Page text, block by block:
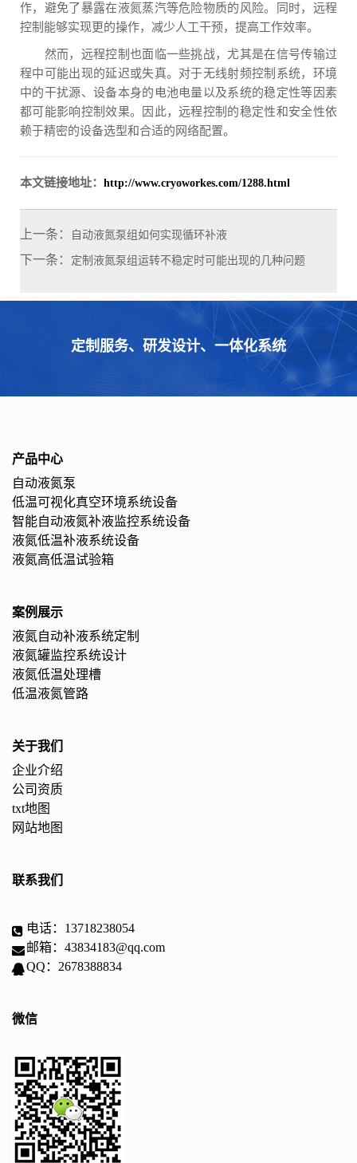
作，避免了暴露在液氮蒸汽等危险物质的风险。同时，远程
控制能够实现更的操作，减少人工干预，提高工作效率。
然而，远程控制也面临一些挑战，尤其是在信号传输过
程中可能出现的延迟或失真。对于无线射频控制系统，环境
中的干扰源、设备本身的电池电量以及系统的稳定性等因素
都可能影响控制效果。因此，远程控制的稳定性和安全性依
赖于精密的设备选型和合适的网络配置。
本文链接地址： http://www.cryoworkes.com/1288.html
上一条： 自动液氮泵组如何实现循环补液
下一条： 定制液氮泵组运转不稳定时可能出现的几种问题
定制服务、研发设计、一体化系统
产品中心
自动液氮泵
低温可视化真空环境系统设备
智能自动液氮补液监控系统设备
液氮低温补液系统设备
液氮高低温试验箱
案例展示
液氮自动补液系统定制
液氮罐监控系统设计
液氮低温处理槽
低温液氮管路
关于我们
企业介绍
公司资质
txt地图
网站地图
联系我们
电话：13718238054
邮箱：43834183@qq.com
QQ：2678388834
微信